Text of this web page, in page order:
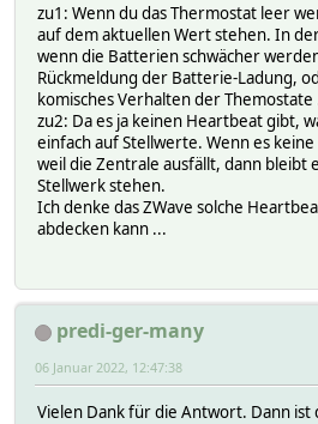
zu1: Wenn du das Thermostat leer
auf dem aktuellen Wert stehen. In
wenn die Batterien schwächer
Rückmeldung der Batterie-Ladung,
komisches Verhalten der Themostate
zu2: Da es ja keinen Heartbeat gibt,
einfach auf Stellwerte. Wenn es
weil die Zentrale ausfällt, dann bleibt
Stellwerk stehen.
Ich denke das ZWave solche
abdecken kann ...
predi-ger-many
06 Januar 2022, 12:47:38
Vielen Dank für die Antwort. Dann ist